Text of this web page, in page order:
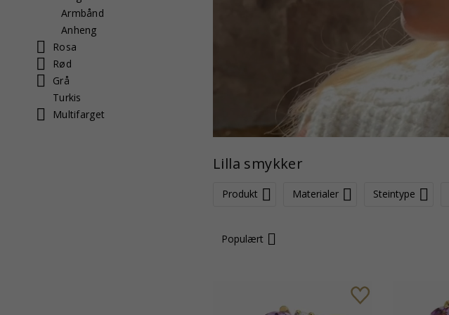
Armbånd
Anheng
Rosa
Rød
Grå
Turkis
Multifarget
Lilla smykker
Produkt Materialer Steintype
Populært